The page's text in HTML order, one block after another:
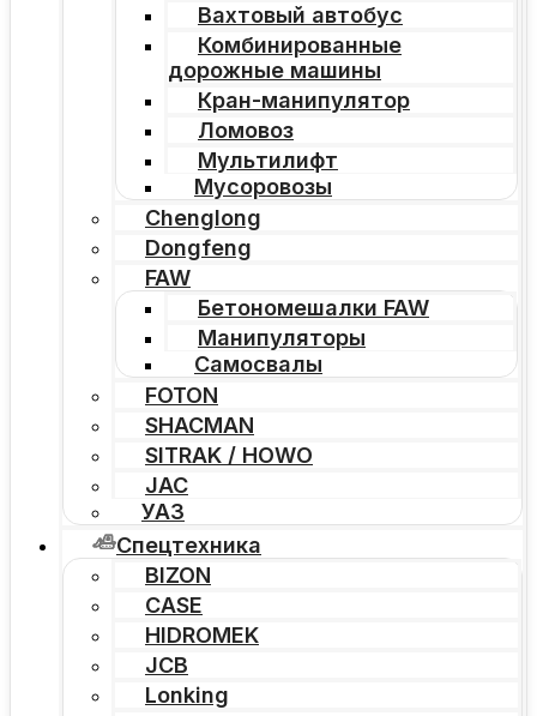
Вахтовый автобус
Комбинированные
дорожные машины
Кран-манипулятор
Ломовоз
Мультилифт
Мусоровозы
Chenglong
Dongfeng
FAW
Бетономешалки FAW
Манипуляторы
Самосвалы
FOTON
SHACMAN
SITRAK / HOWO
JAC
УАЗ
Спецтехника
BIZON
CASE
HIDROMEK
JCB
Lonking